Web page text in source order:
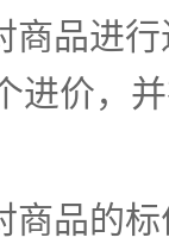
品进行
进价，
品的标